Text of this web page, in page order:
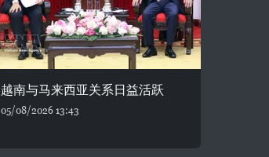
越南与马来西亚关系日益活跃
05/08/2026 13:43